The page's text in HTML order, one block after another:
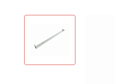
LED Pærer
LED Armatur